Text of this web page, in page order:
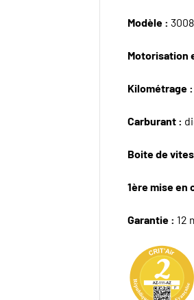
Modèle : 3008
Motorisation
Kilométrage :
Carburant :
Boite de
1ère mise en
Garantie : 12